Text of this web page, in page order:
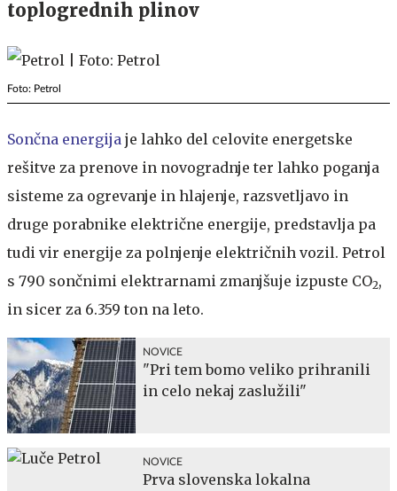
toplogrednih plinov
Foto: Petrol
Sončna energija je lahko del celovite energetske
rešitve za prenove in novogradnje ter lahko poganja
sisteme za ogrevanje in hlajenje, razsvetljavo in
druge porabnike električne energije, predstavlja pa
tudi vir energije za polnjenje električnih vozil. Petrol
s 790 sončnimi elektrarnami zmanjšuje izpuste CO2,
in sicer za 6.359 ton na leto.
NOVICE
"Pri tem bomo veliko prihranili
in celo nekaj zaslužili"
NOVICE
Prva slovenska lokalna